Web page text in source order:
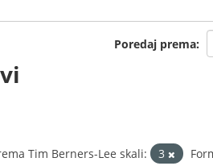
Poredaj prema
Tim Berners-Lee skali: 3